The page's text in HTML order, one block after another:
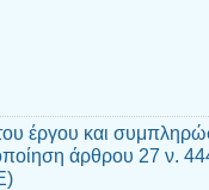
έργου και
άρθρου 27 ν.